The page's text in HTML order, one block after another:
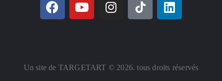
Un site de TARGETART © 2026. tous droits réservés